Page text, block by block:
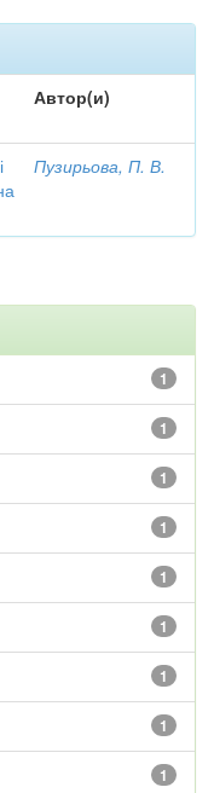
Автор(и)
Пузирьова, П. В.
1
1
1
1
1
1
1
1
1